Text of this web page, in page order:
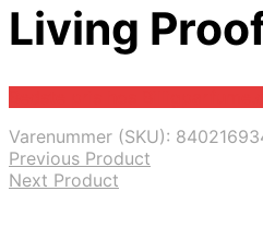
Living
Varenummer (SKU):
Previous Product
Next Product